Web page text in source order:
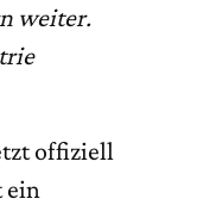
weiter.
offiziell
ein